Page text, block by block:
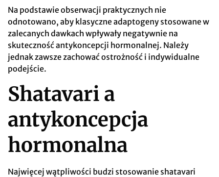
Na podstawie obserwacji praktycznych nie
odnotowano, aby klasyczne adaptogeny stosowane w
zalecanych dawkach wpływały negatywnie na
skuteczność antykoncepcji hormonalnej. Należy
jednak zawsze zachować ostrożność i indywidualne
podejście.
Shatavari a
antykoncepcja
hormonalna
Najwięcej wątpliwości budzi stosowanie shatavari